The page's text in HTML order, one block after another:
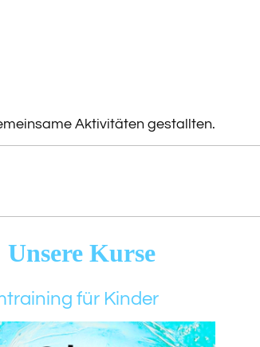
Aktivitäten gestallten.
Unsere Kurse
für Kinder